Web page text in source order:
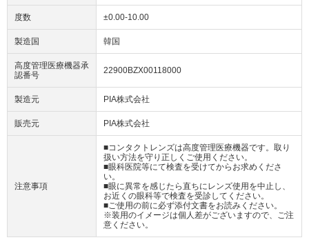
度数 ±0.00-10.00
製造国 韓国
高度管理医療機器承
認番号
22900BZX00118000
製造元 PIA株式会社
販売元 PIA株式会社
注意事項
■コンタクトレンズは高度管理医療機器です。取り
扱い方法を守り正しくご使用ください。
■眼科医院等にて検査を受けてからお求めくださ
い。
■眼に異常を感じたら直ちにレンズ使用を中止し、
お近くの眼科等で検査を受診してください。
■ご使用の前に必ず添付文書をお読みください。
※装用のイメージは個人差がございますので、ご注
意ください。